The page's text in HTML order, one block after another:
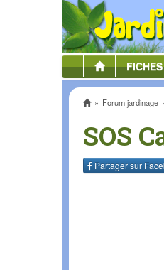
FICHES
AccueilForum jardinage
SOS
Partager sur